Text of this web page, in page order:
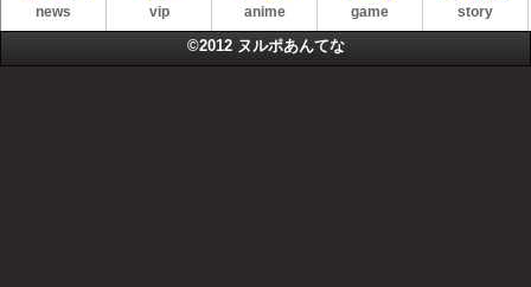
news vip anime game story
©2012 ヌルポあんてな